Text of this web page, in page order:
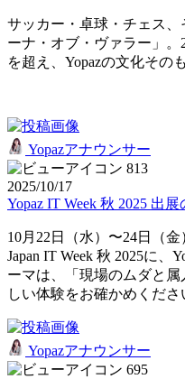
サッカー・卓球・チェス、
ーナ・オブ・ヴァラー」
を超え、Yopazの文化その
Yopazアナウンサー
813
2025/10/17
Yopaz IT Week 秋 2025 出展
10月22日（水）〜24日（
Japan IT Week 秋 2025に、
ーマは、「現場のムダと
しい体験をお確かめくださ
Yopazアナウンサー
695